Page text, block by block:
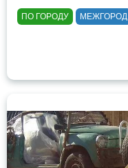
ПО ГОРОДУ МЕЖГОРОД